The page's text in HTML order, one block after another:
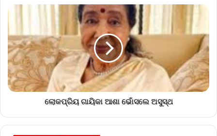
ଲୋକପ୍ରିୟ ଗାୟିକା ଆଶା ଭୋଁସଲେ ଅସୁସ୍ଥ